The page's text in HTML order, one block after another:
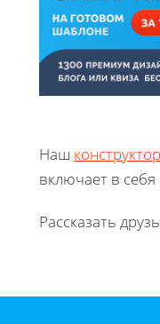
Наш
включает в
Рассказать